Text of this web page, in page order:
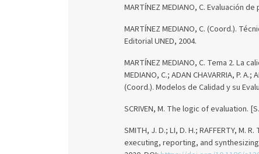
MARTÍNEZ MEDIANO, C. Evaluación
MARTÍNEZ MEDIANO, C. (Coord.).
Editorial UNED, 2004.
MARTÍNEZ MEDIANO, C. Tema 2. La
MEDIANO, C.; ADAN CHAVARRIA, P. A.;
(Coord.). Modelos de Calidad y su
SCRIVEN, M. The logic of evaluation.
SMITH, J. D.; LI, D. H.; RAFFERTY,
executing, reporting, and